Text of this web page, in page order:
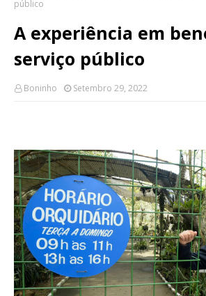
público
A experiência em
serviço público
Boninho Setembro 29, 2022